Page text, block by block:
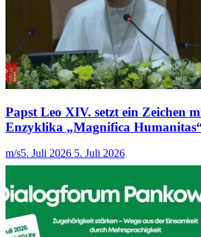
Papst Leo XIV. setzt ein Zeichen
Enzyklika „Magnifica
m/s5. Juli 2026 5. Juli 2026